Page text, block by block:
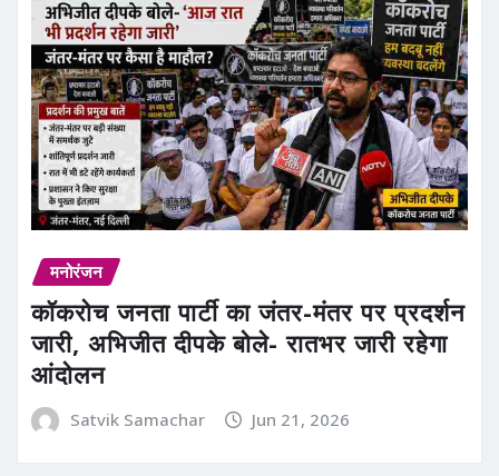
मनोरंजन
कॉकरोच जनता पार्टी का जंतर-मंतर पर प्रदर्शन
जारी, अभिजीत दीपके बोले- रातभर जारी रहेगा
आंदोलन
Satvik Samachar Jun 21, 2026